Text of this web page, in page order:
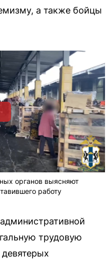
а также бойцы
органов выясняют
работу
трудовую